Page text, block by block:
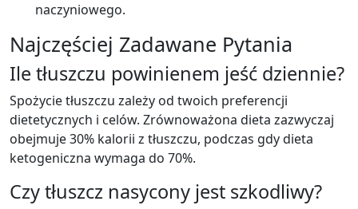
naczyniowego.
Najczęściej Zadawane Pytania
Ile tłuszczu powinienem jeść dziennie?
Spożycie tłuszczu zależy od twoich preferencji
dietetycznych i celów. Zrównoważona dieta zazwyczaj
obejmuje 30% kalorii z tłuszczu, podczas gdy dieta
ketogeniczna wymaga do 70%.
Czy tłuszcz nasycony jest szkodliwy?